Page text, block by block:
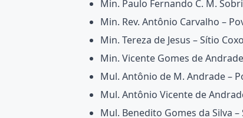
Min. Paulo Fernando C. M.
Min. Rev. Antônio Carvalho –
Min. Tereza de Jesus – Sítio
Min. Vicente Gomes de
Mul. Antônio de M. Andrade –
Mul. Antônio Vicente de
Mul. Benedito Gomes da Silva